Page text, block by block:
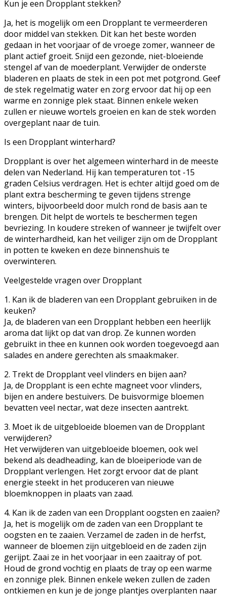
Kun je een Dropplant stekken?
Ja, het is mogelijk om een Dropplant te vermeerderen
door middel van stekken. Dit kan het beste worden
gedaan in het voorjaar of de vroege zomer, wanneer de
plant actief groeit. Snijd een gezonde, niet-bloeiende
stengel af van de moederplant. Verwijder de onderste
bladeren en plaats de stek in een pot met potgrond. Geef
de stek regelmatig water en zorg ervoor dat hij op een
warme en zonnige plek staat. Binnen enkele weken
zullen er nieuwe wortels groeien en kan de stek worden
overgeplant naar de tuin.
Is een Dropplant winterhard?
Dropplant is over het algemeen winterhard in de meeste
delen van Nederland. Hij kan temperaturen tot -15
graden Celsius verdragen. Het is echter altijd goed om de
plant extra bescherming te geven tijdens strenge
winters, bijvoorbeeld door mulch rond de basis aan te
brengen. Dit helpt de wortels te beschermen tegen
bevriezing. In koudere streken of wanneer je twijfelt over
de winterhardheid, kan het veiliger zijn om de Dropplant
in potten te kweken en deze binnenshuis te
overwinteren.
Veelgestelde vragen over Dropplant
1. Kan ik de bladeren van een Dropplant gebruiken in de
keuken?
Ja, de bladeren van een Dropplant hebben een heerlijk
aroma dat lijkt op dat van drop. Ze kunnen worden
gebruikt in thee en kunnen ook worden toegevoegd aan
salades en andere gerechten als smaakmaker.
2. Trekt de Dropplant veel vlinders en bijen aan?
Ja, de Dropplant is een echte magneet voor vlinders,
bijen en andere bestuivers. De buisvormige bloemen
bevatten veel nectar, wat deze insecten aantrekt.
3. Moet ik de uitgebloeide bloemen van de Dropplant
verwijderen?
Het verwijderen van uitgebloeide bloemen, ook wel
bekend als deadheading, kan de bloeiperiode van de
Dropplant verlengen. Het zorgt ervoor dat de plant
energie steekt in het produceren van nieuwe
bloemknoppen in plaats van zaad.
4. Kan ik de zaden van een Dropplant oogsten en zaaien?
Ja, het is mogelijk om de zaden van een Dropplant te
oogsten en te zaaien. Verzamel de zaden in de herfst,
wanneer de bloemen zijn uitgebloeid en de zaden zijn
gerijpt. Zaai ze in het voorjaar in een zaaitray of pot.
Houd de grond vochtig en plaats de tray op een warme
en zonnige plek. Binnen enkele weken zullen de zaden
ontkiemen en kun je de jonge plantjes overplanten naar